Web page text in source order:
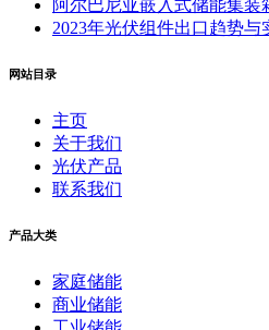
阿尔巴尼亚嵌入式储能集
2023年光伏组件出口趋势与
网站目录
主页
关于我们
光伏产品
联系我们
产品大类
家庭储能
商业储能